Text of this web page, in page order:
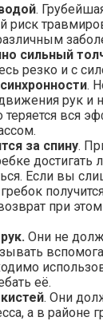
.
риск
сильный
резко и с
.
рук и
теряется вся
за спину.
достигать
Если вы
при
Они не
её.
. Они
а в районе